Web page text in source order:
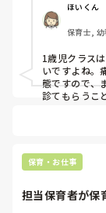
驚きました。
通院して、コ
乗り切ったら
週末には、左が
事をしていたら
床から支えな
自転車通勤です
た。
今は８月。
ほいくん
保育士,
1歳児クラス
いですよね。
態ですので、
診てもらうこ
用したり、
保育・お仕事
担当保育者が保